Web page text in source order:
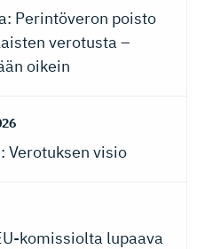
Perintöveron poisto
verotusta –
oikein
Verotuksen visio
komissiolta lupaava